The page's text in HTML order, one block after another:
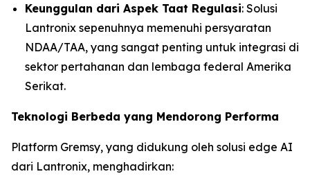
Keunggulan dari Aspek Taat Regulasi: Solusi
Lantronix sepenuhnya memenuhi persyaratan
NDAA/TAA, yang sangat penting untuk integrasi di
sektor pertahanan dan lembaga federal Amerika
Serikat.
Teknologi Berbeda yang Mendorong Performa
Platform Gremsy, yang didukung oleh solusi edge AI
dari Lantronix, menghadirkan: